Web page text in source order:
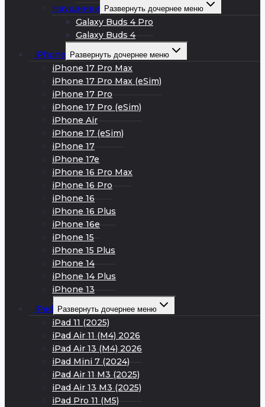
Наушники
Развернуть дочернее меню
Galaxy Buds 4 Pro
Galaxy Buds 4
iPhone
Развернуть дочернее меню
iPhone 17 Pro Max
iPhone 17 Pro Max (eSim)
iPhone 17 Pro
iPhone 17 Pro (eSim)
iPhone Air
iPhone 17 (eSim)
iPhone 17
iPhone 17e
iPhone 16 Pro Max
iPhone 16 Pro
iPhone 16
iPhone 16 Plus
iPhone 16e
iPhone 15
iPhone 15 Plus
iPhone 14
iPhone 14 Plus
iPhone 13
iPad Развернуть дочернее меню
iPad 11 (2025)
iPad Air 11 (M4) 2026
iPad Air 13 (M4) 2026
iPad Mini 7 (2024)
iPad Air 11 M3 (2025)
iPad Air 13 M3 (2025)
iPad Pro 11 (M5)